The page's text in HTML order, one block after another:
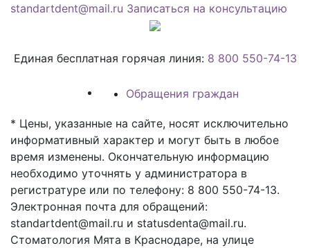
standartdent@mail.ru Записаться на консультацию
Единая бесплатная горячая линия: 8 800 550-74-13
Обращения граждан
* Цены, указанные на сайте, носят исключительно
информативный характер и могут быть в любое
время изменены. Окончательную информацию
необходимо уточнять у администратора в
регистратуре или по телефону: 8 800 550-74-13.
Электронная почта для обращений:
standartdent@mail.ru и statusdenta@mail.ru.
Стоматология Мята в Краснодаре, на улице